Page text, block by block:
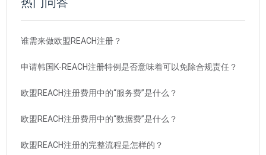
谁需来做欧盟REACH注册？
申请韩国K-REACH注册特例是否意味着可以免除合规责任？
欧盟REACH注册费用中的“服务费”是什么？
欧盟REACH注册费用中的“数据费”是什么？
欧盟REACH注册的完整流程是怎样的？